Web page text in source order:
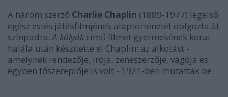
A három szerző Charlie Chaplin (1889-1977) legelső
egész estés játékfilmjének alaptörténetét dolgozta át
színpadra.A kölyök című filmet gyermekének korai
halála után készítette el Chaplin: az alkotást -
amelynek rendezője, írója, zeneszerzője, vágója és
egyben főszereplője is volt - 1921-ben mutatták be.